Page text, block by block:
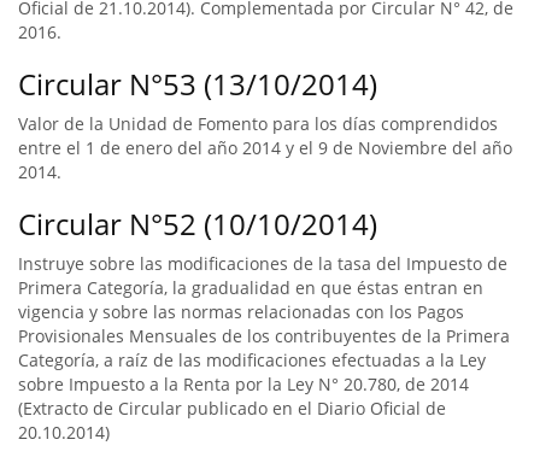
Oficial de 21.10.2014). Complementada por Circular N° 42, de
2016.
Circular N°53 (13/10/2014)
Valor de la Unidad de Fomento para los días comprendidos
entre el 1 de enero del año 2014 y el 9 de Noviembre del año
2014.
Circular N°52 (10/10/2014)
Instruye sobre las modificaciones de la tasa del Impuesto de
Primera Categoría, la gradualidad en que éstas entran en
vigencia y sobre las normas relacionadas con los Pagos
Provisionales Mensuales de los contribuyentes de la Primera
Categoría, a raíz de las modificaciones efectuadas a la Ley
sobre Impuesto a la Renta por la Ley N° 20.780, de 2014
(Extracto de Circular publicado en el Diario Oficial de
20.10.2014)